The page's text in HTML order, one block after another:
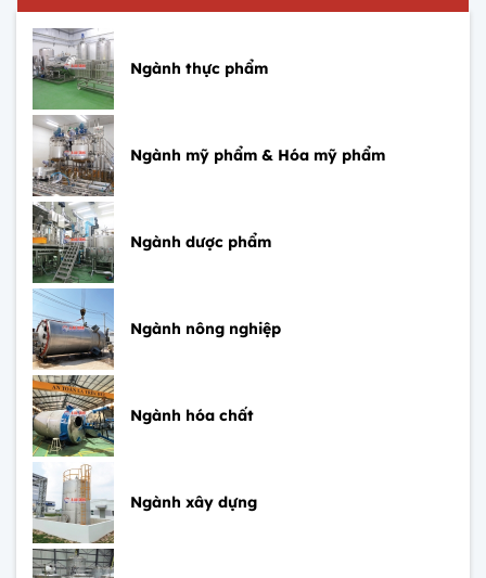
Ngành thực phẩm
Ngành mỹ phẩm & Hóa mỹ phẩm
Ngành dược phẩm
Ngành nông nghiệp
Ngành hóa chất
Ngành xây dựng